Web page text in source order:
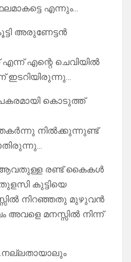
എന്നും…
അരുണേട്ടൻ
എന്റെ ചെവിയിൽ
കൊടുത്ത്
നിൽക്കുന്നുണ്ട്
ആവതുള്ള രണ്ട് കൈകൾ
കുട്ടിയെ
നിറഞ്ഞതു മുഴുവൻ
അവളെ മനസ്സിൽ നിന്ന്